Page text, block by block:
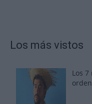
Los más vistos
Los